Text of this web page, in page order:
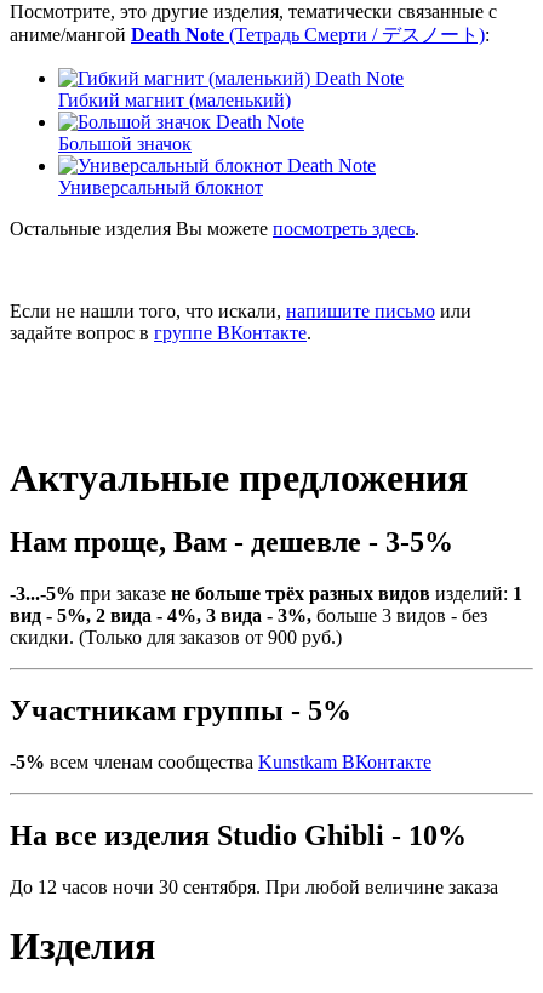
Посмотрите, это другие изделия, тематически связанные с
аниме/мангой Death Note (Тетрадь Смерти / デスノート):
Гибкий магнит (маленький)
Большой значок
Универсальный блокнот
Остальные изделия Вы можете посмотреть здесь.
Если не нашли того, что искали, напишите письмо или
задайте вопрос в группе ВКонтакте.
Актуальные предложения
Нам проще, Вам - дешевле - 3-5%
-3...-5% при заказе не больше трёх разных видов изделий: 1
вид - 5%, 2 вида - 4%, 3 вида - 3%, больше 3 видов - без
скидки. (Только для заказов от 900 руб.)
Участникам группы - 5%
-5% всем членам сообщества Kunstkam ВКонтакте
На все изделия Studio Ghibli - 10%
До 12 часов ночи 30 сентября. При любой величине заказа
Изделия